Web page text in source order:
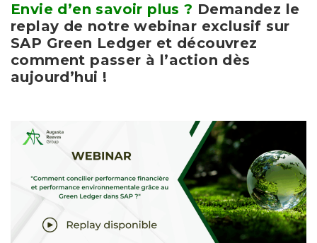
Envie d’en savoir plus ? Demandez le
replay de notre webinar exclusif sur
SAP Green Ledger et découvrez
comment passer à l’action dès
aujourd’hui !